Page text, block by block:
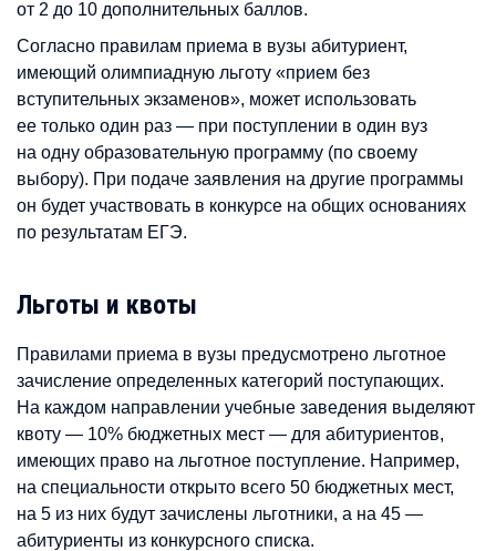
от 2 до 10 дополнительных баллов.
Согласно правилам приема в вузы абитуриент,
имеющий олимпиадную льготу «прием без
вступительных экзаменов», может использовать
ее только один раз — при поступлении в один вуз
на одну образовательную программу (по своему
выбору). При подаче заявления на другие программы
он будет участвовать в конкурсе на общих основаниях
по результатам ЕГЭ.
Льготы и квоты
Правилами приема в вузы предусмотрено льготное
зачисление определенных категорий поступающих.
На каждом направлении учебные заведения выделяют
квоту — 10% бюджетных мест — для абитуриентов,
имеющих право на льготное поступление. Например,
на специальности открыто всего 50 бюджетных мест,
на 5 из них будут зачислены льготники, а на 45 —
абитуриенты из конкурсного списка.